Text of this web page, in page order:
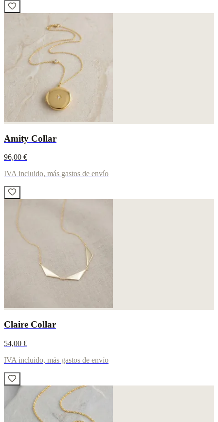
Amity Collar
96,00 €
IVA incluido, más gastos de envío
Claire Collar
54,00 €
IVA incluido, más gastos de envío